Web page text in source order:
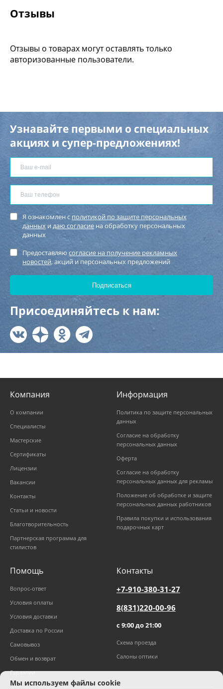
Отзывы
Отзывы о товарах могут оставлять только
авторизованные пользователи.
Узнавайте первыми о специальных
акциях и супер-предложениях!
Я ознакомлен с политикой по защите персональных
данных идаю согласие на обработку персональных
данных
Предоставляю согласие на получение рекламных
новостей, акций и персональных предложений
Присоединяйтесь к нам:
Компания
О компании
Специалисты
Мастерские
Сертификаты
Лицензии
Вакансии
Контакты
Статьи и новости
Благотворительность
Партнерская программа для
стилистов
Информация
Политика по защите персональных
данных
Согласие на обработку
персональных данных
Оферта
Согласие на обработку
персональных данных для рекламы
Положение об обработке и защите
персональных данных работников
Правила покупки и использования
подарочных карт
Помощь
Вопрос-ответ
Условия оплаты
Условия доставки
Доставка по России
Самовывоз
Обмен и возврат
Гарантии
Контакты
+7-910-380-31-27
8(831)220-00-96
с 9:00 до 21:00
Схема проезда
Салоны оптики
Мы используем файлы cookie